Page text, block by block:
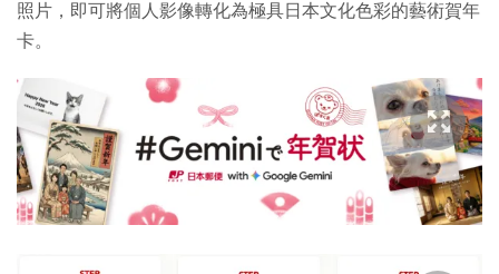
照片，即可將個人影像轉化為極具日本文化色彩的藝術賀年
卡。